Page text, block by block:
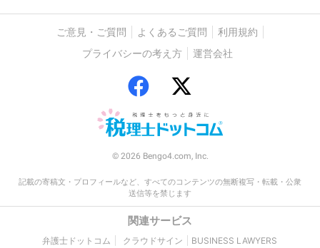
ご意見・ご質問 よくあるご質問
利用規約
プライバシーの考え方
運営会社
© 2026 Bengo4.com, Inc.
記載の寄稿文・プロフィールなど、すべてのコンテンツの無断複写・転載・公衆
送信等を禁じます
関連サービス
弁護士ドットコム クラウドサイン BUSINESS LAWYERS